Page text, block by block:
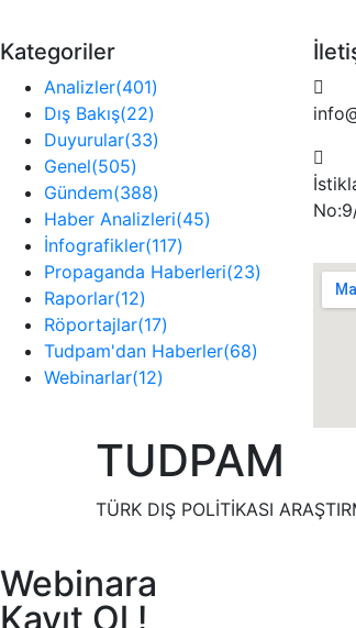
Kategoriler
Analizler(401)
Dış Bakış(22)
Duyurular(33)
Genel(505)
Gündem(388)
Haber Analizleri(45)
İnfografikler(117)
Propaganda Haberleri(23)
Raporlar(12)
Röportajlar(17)
Tudpam'dan Haberler(68)
Webinarlar(12)
TUDPAM
TÜRK DIŞ POLİTİKASI
Webinara
Kayıt Ol !